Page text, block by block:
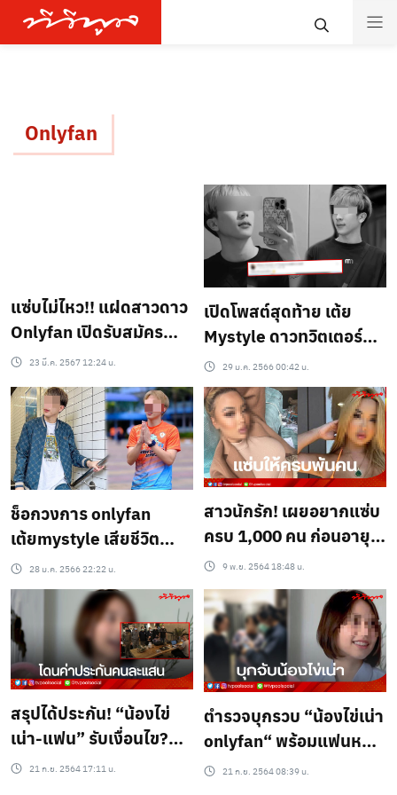
Onlyfan
แซ่บไม่ไหว!! แฝดสาวดาว
Onlyfan เปิดรับสมัคร
หนุ่ม มาร่วมแจมคอนเทนต์
23 มี.ค. 2567 12:24 น.
เปิดโพสต์สุดท้าย เต้ย
Mystyle ดาวทวิตเตอร์ชื่อ
ดัง อ่านแล้วเศร้า โพสต์
เป็นลางแบบนี้ ก่อนใช้เตา
ถ่านลมควันปลิดชีพ
29 ม.ค. 2566 00:42 น.
ช็อกวงการ onlyfan
เต้ยmystyle เสียชีวิต
กะทันหัน เพราะสาเหตุนี้
28 ม.ค. 2566 22:22 น.
สาวนักรัก! เผยอยากแซ่บ
ครบ 1,000 คน ก่อนอายุ
30 ปี9 พ.ย. 2564 18:48 น.
สรุปได้ประกัน! “น้องไข่
เน่า-แฟน” รับเงื่อนไข?
ตร.ให้ประกัน คนละ 1 แสน
21 ก.ย. 2564 17:11 น.
ตำรวจบุกรวบ “น้องไข่เน่า
onlyfan“ พร้อมแฟนหนุ่ม
คาโรงแรมชื่อดัง !
21 ก.ย. 2564 08:39 น.